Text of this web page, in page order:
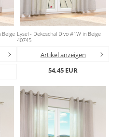
Beige Lysel - Dekoschal Divo #1W in Beige
40745
Artikel anzeigen
54,45 EUR